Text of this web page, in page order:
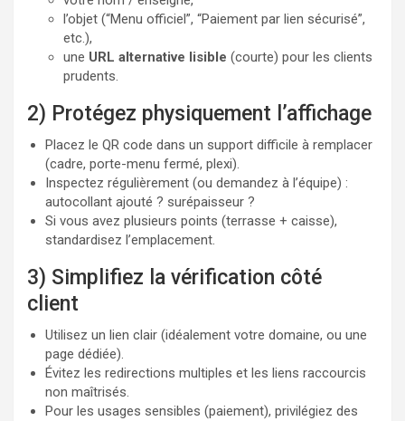
l’objet (“Menu officiel”, “Paiement par lien sécurisé”,
etc.),
une URL alternative lisible (courte) pour les clients
prudents.
2) Protégez physiquement l’affichage
Placez le QR code dans un support difficile à remplacer
(cadre, porte-menu fermé, plexi).
Inspectez régulièrement (ou demandez à l’équipe) :
autocollant ajouté ? surépaisseur ?
Si vous avez plusieurs points (terrasse + caisse),
standardisez l’emplacement.
3) Simplifiez la vérification côté
client
Utilisez un lien clair (idéalement votre domaine, ou une
page dédiée).
Évitez les redirections multiples et les liens raccourcis
non maîtrisés.
Pour les usages sensibles (paiement), privilégiez des